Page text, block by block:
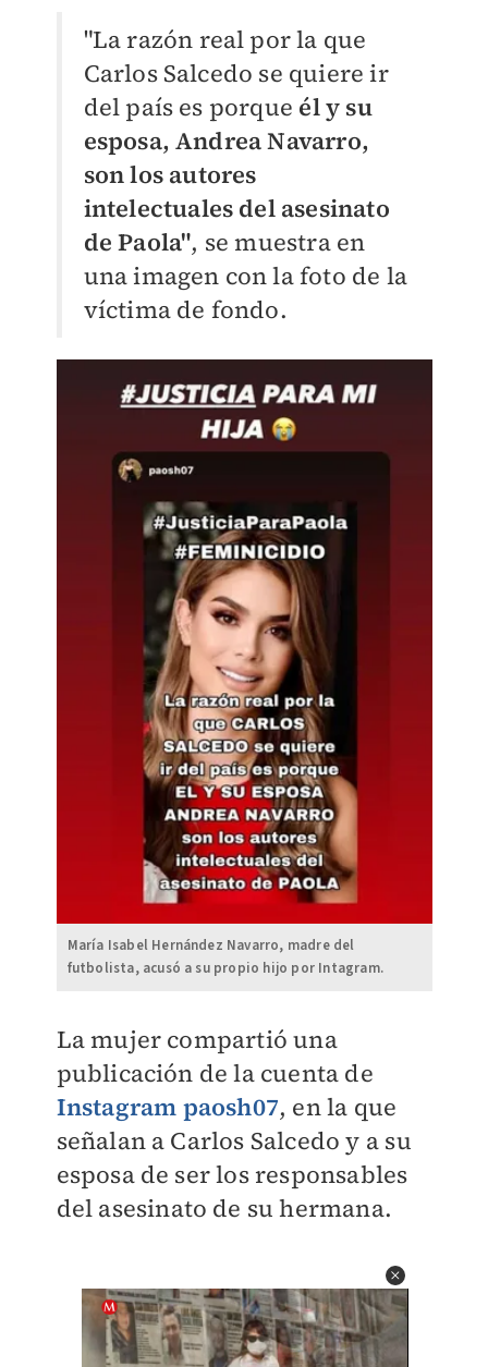
"La razón real por la que
Carlos Salcedo se quiere ir
del país es porque él y su
esposa, Andrea Navarro,
son los autores
intelectuales del asesinato
de Paola", se muestra en
una imagen con la foto de la
víctima de fondo.
María Isabel Hernández Navarro, madre del
futbolista, acusó a su propio hijo por Intagram.
La mujer compartió una
publicación de la cuenta de
Instagram paosh07, en la que
señalan a Carlos Salcedo y a su
esposa de ser los responsables
del asesinato de su hermana.